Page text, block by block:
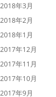
2018年3月
2018年2月
2018年1月
2017年12月
2017年11月
2017年10月
2017年9月